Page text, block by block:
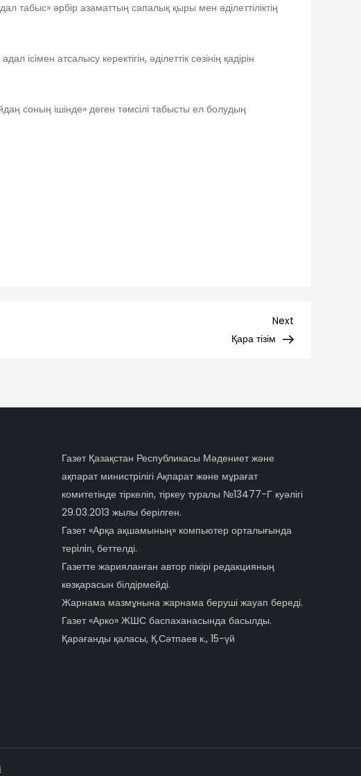
әрбір азаматтың сапалық қыры мен әділеттіліктің
атсалысу керектігін, әділеттік сөзінің қадірін
соның ішінде» деген тәмсілі табысты ел болудың
Post
Next
Қара тізім
Газет Қазақстан Республикасы Мәдениет және
ақпарат министрілігі Ақпарат және мұрағат
комитетінде тіркеліп, тіркеу туралы №13477-Г куәлігі
29.03.2013 жылы берілген.
Газет «Арқа ақшамының» компьютер орталығында
терiлiп, беттелді.
Газетте жарияланған автор пікірі редакцияның
көзқарасын білдірмейді.
Жарнама мазмұнына жарнама беруші жауап береді.
Газет «Арко» ЖШС баспаханасында басылды.
Қарағанды қаласы, Қ.Сәтпаев к., 15-үй